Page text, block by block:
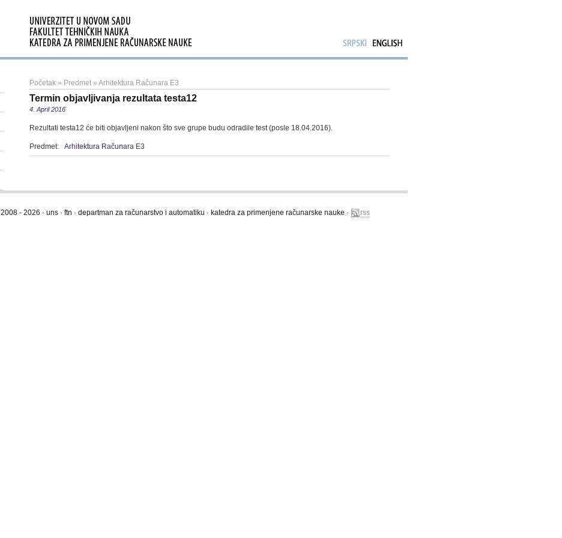
Početak » Predmet » Arhitektura Računara E3
Termin objavljivanja rezultata testa12
4. April 2016
Rezultati testa12 će biti objavljeni nakon što sve grupe budu odradile test (posle 18.04.2016).
Predmet: Arhitektura Računara E3
2008 - 2026 · uns · ftn · departman za računarstvo i automatiku · katedra za primenjene računarske nauke · rss